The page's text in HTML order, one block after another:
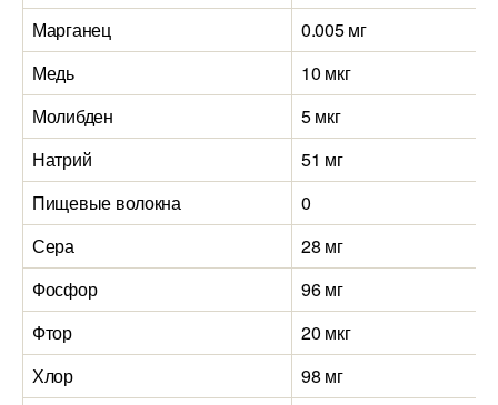
Марганец
0.005 мг
Медь
10 мкг
Молибден
5 мкг
Натрий
51 мг
Пищевые волокна
0
Сера
28 мг
Фосфор
96 мг
Фтор
20 мкг
Хлор
98 мг